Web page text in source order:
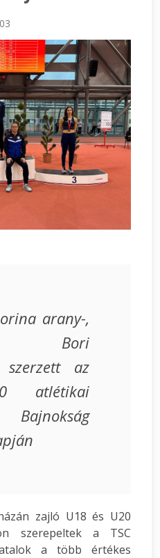
arany-,
Bori
szerzett az
atlétikai
zajló U18 és U20
szerepeltek a TSC
a több értékes